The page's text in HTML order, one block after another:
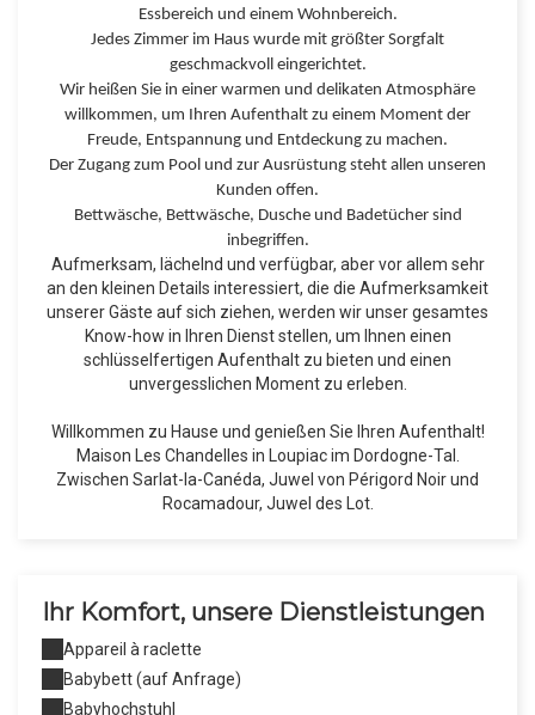
Essbereich und einem Wohnbereich.
Jedes Zimmer im Haus wurde mit größter Sorgfalt
geschmackvoll eingerichtet.
Wir heißen Sie in einer warmen und delikaten Atmosphäre
willkommen, um Ihren Aufenthalt zu einem Moment der
Freude, Entspannung und Entdeckung zu machen.
Der Zugang zum Pool und zur Ausrüstung steht allen unseren
Kunden offen.
Bettwäsche, Bettwäsche, Dusche und Badetücher sind
inbegriffen.
Aufmerksam, lächelnd und verfügbar, aber vor allem sehr
an den kleinen Details interessiert, die die Aufmerksamkeit
unserer Gäste auf sich ziehen, werden wir unser gesamtes
Know-how in Ihren Dienst stellen, um Ihnen einen
schlüsselfertigen Aufenthalt zu bieten und einen
unvergesslichen Moment zu erleben.
Willkommen zu Hause und genießen Sie Ihren Aufenthalt!
Maison Les Chandelles in Loupiac im Dordogne-Tal.
Zwischen Sarlat-la-Canéda, Juwel von Périgord Noir und
Rocamadour, Juwel des Lot.
Ihr Komfort, unsere Dienstleistungen
Appareil à raclette
Babybett (auf Anfrage)
Babyhochstuhl